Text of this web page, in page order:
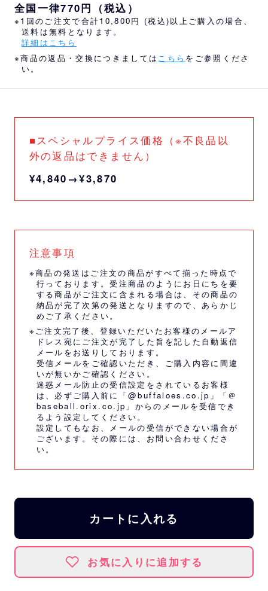
全国一律770円（税込）
※1回のご注文で合計10,800円 (税込)以上ご購入の場合、
送料は無料となります。
詳細はこちら
※商品の返品・交換につきましては こちら をご参照くださ
い。
■スペシャルプライス価格（※不良品以
外の返品はできません）
¥4,840→¥3,870
注意事項
※商品の発送はご注文の商品がすべて揃った時点で
行っております。受注商品のようにお日にちを要
する商品がご注文に含まれる場合は、その商品の
納品が完了次第の発送となりますので、あらかじ
めご了承ください。
※ご注文完了後、登録いただいたお客様のメールア
ドレス宛にご注文が完了した旨を記した自動返信
メールをお送りしております。
受信メールをご確認いただき、ご購入内容に間違
いが無いかご確認ください。
迷惑メール防止の受信設定をされているお客様
は、必ずご購入前に「@buffaloes.co.jp」「＠
baseball.orix.co.jp」からのメールを受信でき
るよう設定してください。
設定してもなお、メールの受信ができない場合が
ございます。その際には、 お問い合わせくださ
い。
カートに入れる
お気に入りに追加する